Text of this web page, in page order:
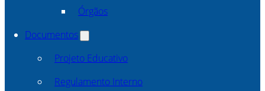
Órgãos
Documentos
Projeto Educativo
Regulamento Interno